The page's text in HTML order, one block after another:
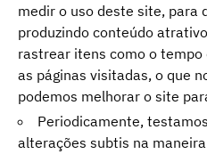
medir o uso deste site, para
produzindo conteúdo
rastrear itens como o tempo
as páginas visitadas, o que
podemos melhorar o site
Periodicamente,
alterações subtis na